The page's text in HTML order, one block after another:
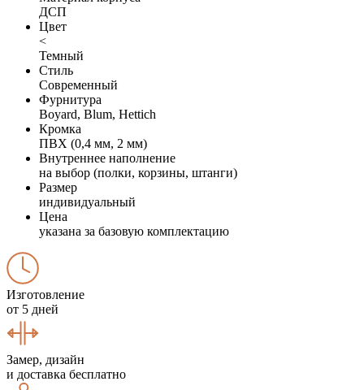
ДСП
Цвет
<
Темный
Стиль
Современный
Фурнитура
Boyard, Blum, Hettich
Кромка
ПВХ (0,4 мм, 2 мм)
Внутреннее наполнение
на выбор (полки, корзины, штанги)
Размер
индивидуальный
Цена
указана за базовую комплектацию
Изготовление
от 5 дней
Замер, дизайн
и доставка бесплатно